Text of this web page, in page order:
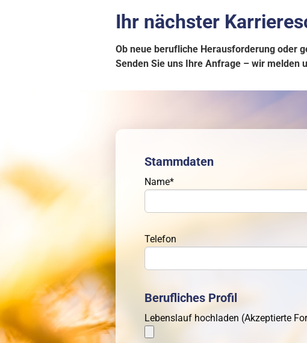
Ihr nächster
Ob neue berufliche Herausforderung oder
Senden Sie uns Ihre Anfrage – wir melden
Stammdaten
Name*
Telefon
Berufliches Profil
Lebenslauf hochladen (Akzeptierte